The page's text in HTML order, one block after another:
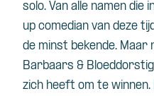
solo. Van alle namen die
up comedian van deze
de minst bekende. Maar
Barbaars &
zich heeft om te